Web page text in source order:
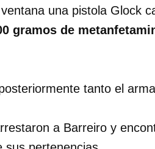
una pistola Glock
gramos de
tanto el
a Barreiro y